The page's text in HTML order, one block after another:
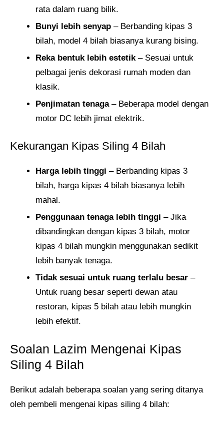
rata dalam ruang bilik.
Bunyi lebih senyap – Berbanding kipas 3
bilah, model 4 bilah biasanya kurang bising.
Reka bentuk lebih estetik – Sesuai untuk
pelbagai jenis dekorasi rumah moden dan
klasik.
Penjimatan tenaga– Beberapa model dengan
motor DC lebih jimat elektrik.
Kekurangan Kipas Siling 4 Bilah
Harga lebih tinggi – Berbanding kipas 3
bilah, harga kipas 4 bilah biasanya lebih
mahal.
Penggunaan tenaga lebih tinggi – Jika
dibandingkan dengan kipas 3 bilah, motor
kipas 4 bilah mungkin menggunakan sedikit
lebih banyak tenaga.
Tidak sesuai untuk ruang terlalu besar –
Untuk ruang besar seperti dewan atau
restoran, kipas 5 bilah atau lebih mungkin
lebih efektif.
Soalan Lazim Mengenai Kipas
Siling 4 Bilah
Berikut adalah beberapa soalan yang sering ditanya
oleh pembeli mengenai kipas siling 4 bilah: